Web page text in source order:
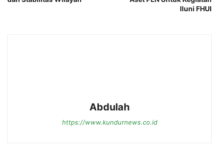
Iluni FHUI
Abdulah
https://www.kundurnews.co.id